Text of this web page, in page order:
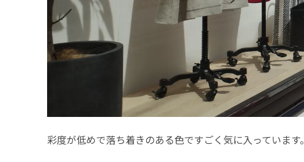
彩度が低めで落ち着きのある色ですごく気に入っています。